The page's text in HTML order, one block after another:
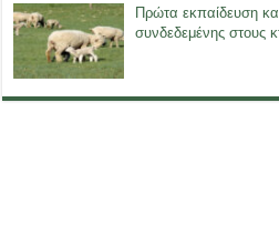
Πρώτα εκπαίδευση
συνδεδεμένης στους